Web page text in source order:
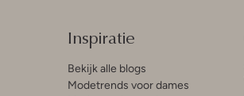
Inspiratie
Bekijk alle blogs
Modetrends voor dames